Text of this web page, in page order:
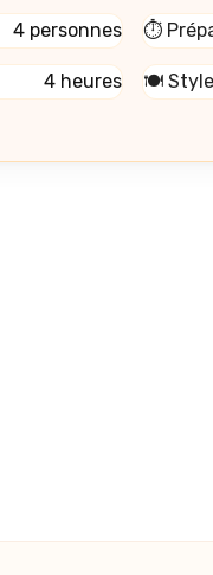
4 personnes ⏱️
4 heures 🍽️